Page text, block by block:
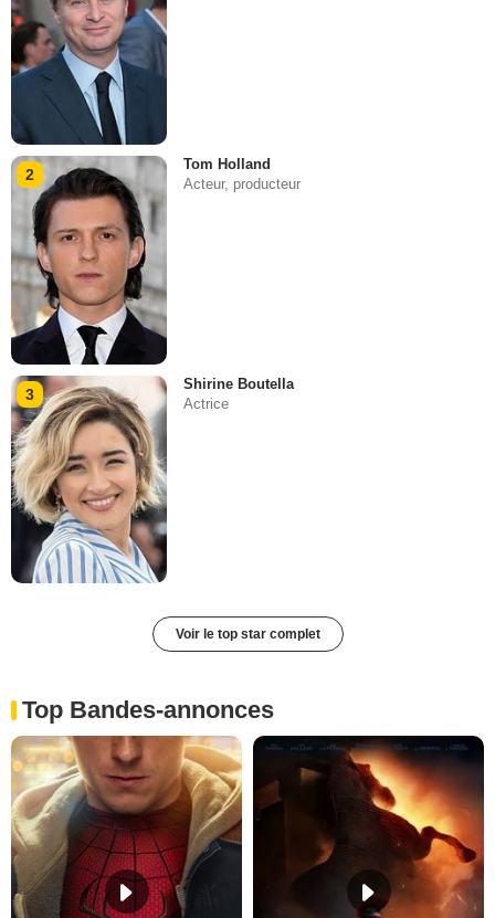
2
Tom Holland
Acteur, producteur
3
Shirine Boutella
Actrice
Voir le top star complet
Top Bandes-annonces